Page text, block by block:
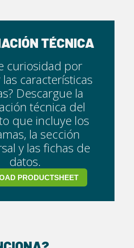
TÉCNICA
curiosidad por
características
Descargue la
técnica del
que incluye los
la sección
y las fichas de
datos.
PRODUCTSHEET